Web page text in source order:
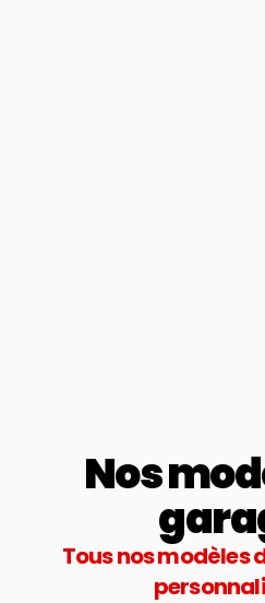
Nos
Tous nos modèles